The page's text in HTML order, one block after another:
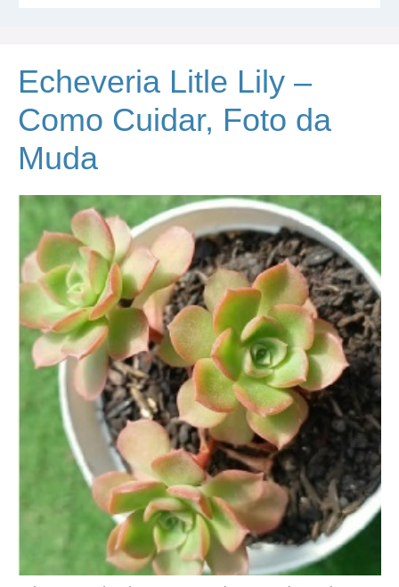
Echeveria Litle Lily –
Como Cuidar, Foto da
Muda